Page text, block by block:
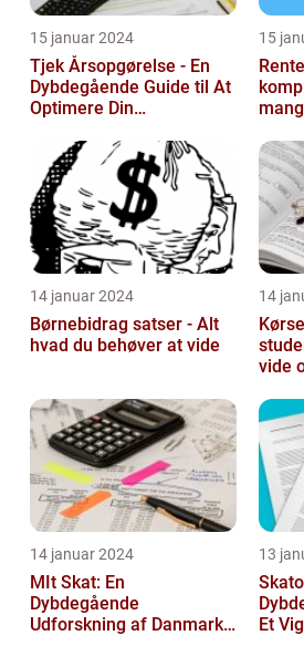
15 januar 2024
Tjek Årsopgørelse - En
Dybdegående Guide til At
Optimere Din
15
kan
14 januar 2024
Børnebidrag satser - Alt
hvad du behøver at vide
14
vide
14 januar 2024
MIt Skat: En
Dybdegående
Udforskning af Danmarks
13
Et